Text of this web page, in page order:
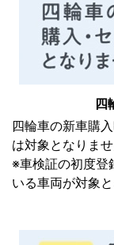
四
四輪車の新車購
は対象となりませ
※車検証の初度登
いる車両が対象と